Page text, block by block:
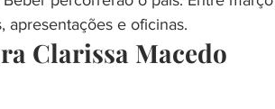
apresentações e oficinas.
Clarissa Macedo